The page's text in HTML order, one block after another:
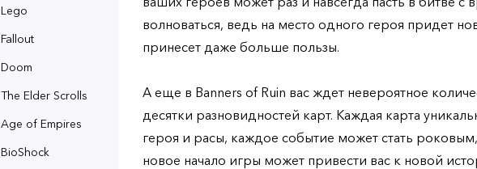
Lego
Fallout
Doom
The Elder Scrolls
Age of Empires
BioShock
волноваться, ведь на место одного героя придет
принесет даже больше пользы.
А еще в Banners of Ruin вас ждет невероятное
десятки разновидностей карт. Каждая карта
героя и расы, каждое событие может стать
новое начало игры может привести вас к новой